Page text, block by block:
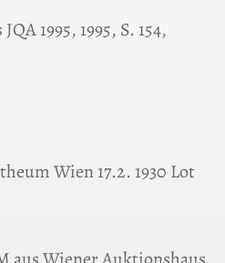
1995, 1995, S. 154,
Wien 17.2. 1930 Lot